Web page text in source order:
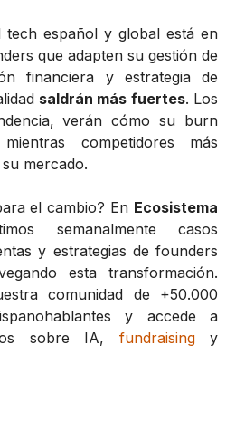
tech español y global está en
que adapten su gestión de
financiera y estrategia de
saldrán más fuertes. Los
verán cómo su burn
competidores más
mercado.
el cambio? En Ecosistema
semanalmente casos
y estrategias de founders
esta transformación.
comunidad de +50.000
y accede a
sobre IA, fundraisingy